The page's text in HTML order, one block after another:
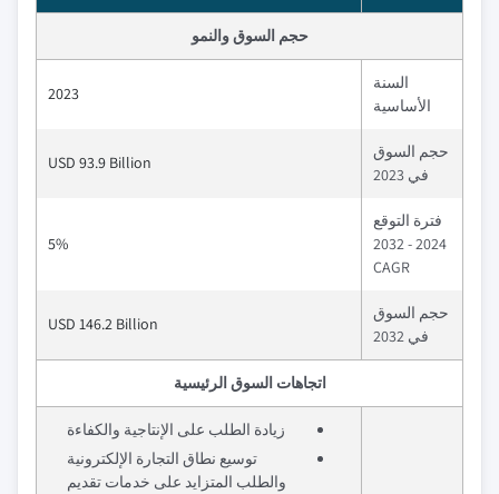
حجم السوق والنمو
السنة
الأساسية
2023
حجم السوق
في 2023
USD 93.9 Billion
فترة التوقع
2024 - 2032
CAGR
5%
حجم السوق
في 2032
USD 146.2 Billion
اتجاهات السوق الرئيسية
زيادة الطلب على الإنتاجية والكفاءة
توسيع نطاق التجارة الإلكترونية
والطلب المتزايد على خدمات تقديم